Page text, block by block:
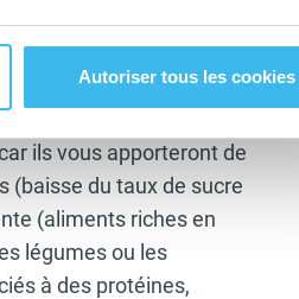
Autoriser tous les cookies
va réduire le taux de
stocké ou oxydé en
sur peu de temps)
ils vous apporteront de
(baisse du taux de sucre
(aliments riches en
légumes ou les
à des protéines,